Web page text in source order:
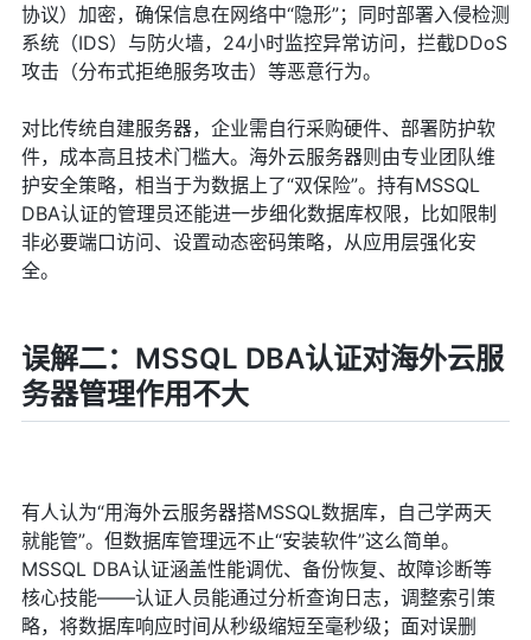
协议）加密，确保信息在网络中“隐形”；同时部署入侵检测
系统（IDS）与防火墙，24小时监控异常访问，拦截DDoS
攻击（分布式拒绝服务攻击）等恶意行为。
对比传统自建服务器，企业需自行采购硬件、部署防护软
件，成本高且技术门槛大。海外云服务器则由专业团队维
护安全策略，相当于为数据上了“双保险”。持有MSSQL
DBA认证的管理员还能进一步细化数据库权限，比如限制
非必要端口访问、设置动态密码策略，从应用层强化安
全。
误解二：MSSQL DBA认证对海外云服
务器管理作用不大
有人认为“用海外云服务器搭MSSQL数据库，自己学两天
就能管”。但数据库管理远不止“安装软件”这么简单。
MSSQL DBA认证涵盖性能调优、备份恢复、故障诊断等
核心技能——认证人员能通过分析查询日志，调整索引策
略，将数据库响应时间从秒级缩短至毫秒级；面对误删